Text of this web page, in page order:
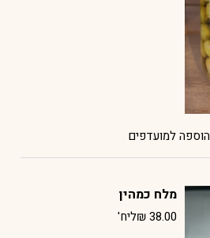
הוספה למועדפים
מלח כמהין
₪38.00 ליח'